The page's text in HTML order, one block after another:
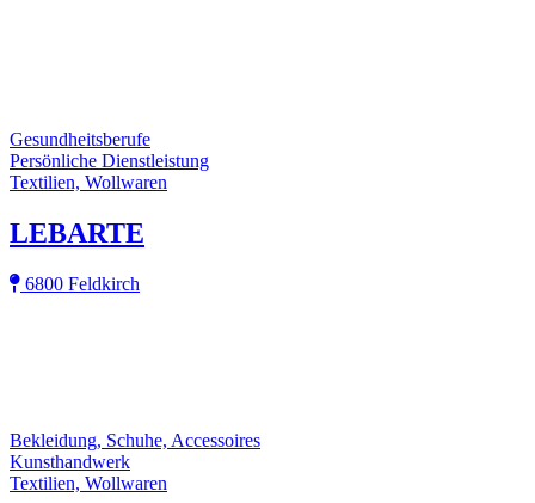
Gesundheitsberufe
Persönliche Dienstleistung
Textilien, Wollwaren
LEBARTE
6800 Feldkirch
Bekleidung, Schuhe, Accessoires
Kunsthandwerk
Textilien, Wollwaren